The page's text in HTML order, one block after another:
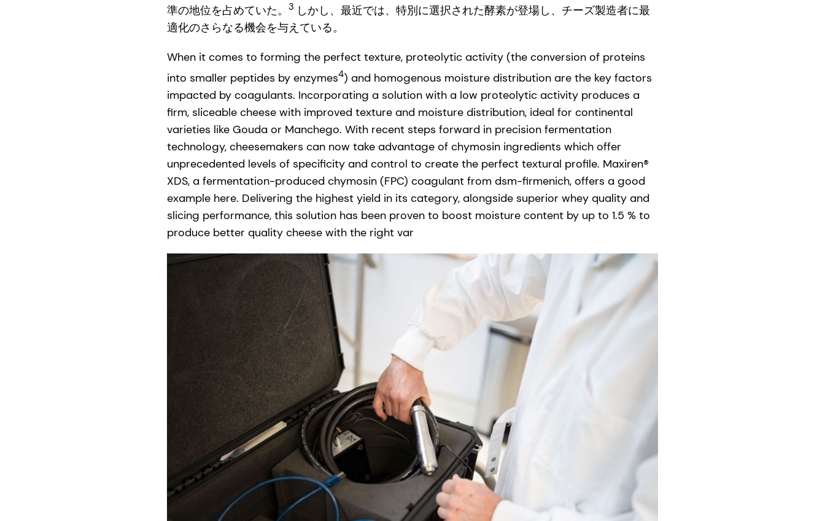
準の地位を占めていた。 3 しかし、最近では、特別に選択された酵素が登場し、チーズ製造者に最
適化のさらなる機会を与えている。
When it comes to forming the perfect texture, proteolytic activity (the conversion of proteins
into smaller peptides by enzymes4) and homogenous moisture distribution are the key factors
impacted by coagulants. Incorporating a solution with a low proteolytic activity produces a
firm, sliceable cheese with improved texture and moisture distribution, ideal for continental
varieties like Gouda or Manchego. With recent steps forward in precision fermentation
technology, cheesemakers can now take advantage of chymosin ingredients which offer
unprecedented levels of specificity and control to create the perfect textural profile. Maxiren®
XDS, a fermentation-produced chymosin (FPC) coagulant from dsm-firmenich, offers a good
example here. Delivering the highest yield in its category, alongside superior whey quality and
slicing performance, this solution has been proven to boost moisture content by up to 1.5 % to
produce better quality cheese with the right var